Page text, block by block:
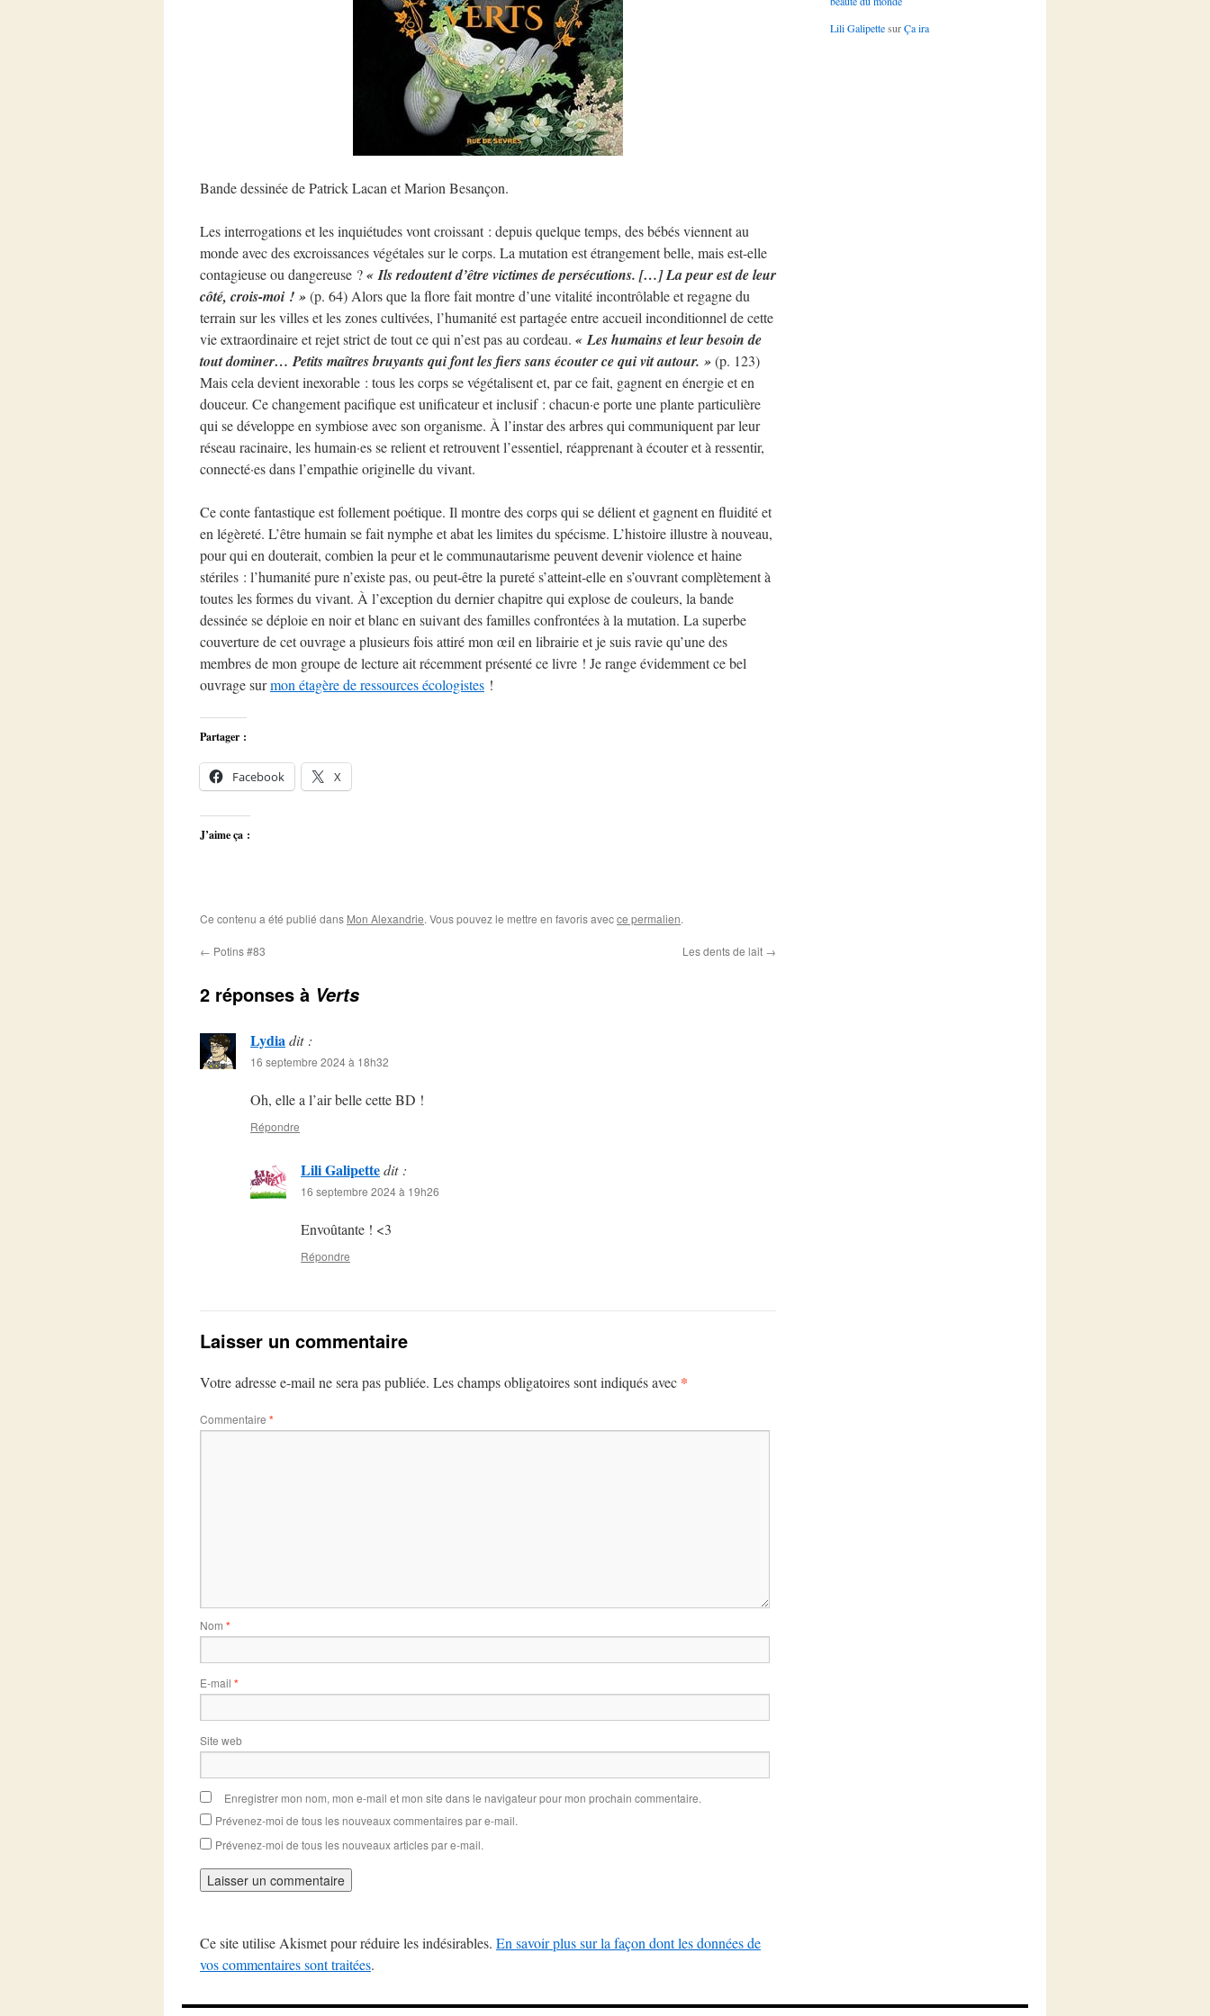
Bande dessinée de Patrick Lacan et Marion Besançon.
Les interrogations et les inquiétudes vont croissant : depuis quelque temps, des bébés viennent au
monde avec des excroissances végétales sur le corps. La mutation est étrangement belle, mais est-elle
contagieuse ou dangereuse ?« Ils redoutent d’être victimes de persécutions. […] La peur est de leur
côté, crois-moi ! »(p. 64) Alors que la flore fait montre d’une vitalité incontrôlable et regagne du
terrain sur les villes et les zones cultivées, l’humanité est partagée entre accueil inconditionnel de cette
vie extraordinaire et rejet strict de tout ce qui n’est pas au cordeau. « Les humains et leur besoin de
tout dominer… Petits maîtres bruyants qui font les fiers sans écouter ce qui vit autour. »(p. 123)
Mais cela devient inexorable : tous les corps se végétalisent et, par ce fait, gagnent en énergie et en
douceur. Ce changement pacifique est unificateur et inclusif : chacun·e porte une plante particulière
qui se développe en symbiose avec son organisme. À l’instar des arbres qui communiquent par leur
réseau racinaire, les humain·es se relient et retrouvent l’essentiel, réapprenant à écouter et à ressentir,
connecté·es dans l’empathie originelle du vivant.
Ce conte fantastique est follement poétique. Il montre des corps qui se délient et gagnent en fluidité et
en légèreté. L’être humain se fait nymphe et abat les limites du spécisme. L’histoire illustre à nouveau,
pour qui en douterait, combien la peur et le communautarisme peuvent devenir violence et haine
stériles : l’humanité pure n’existe pas, ou peut-être la pureté s’atteint-elle en s’ouvrant complètement à
toutes les formes du vivant. À l’exception du dernier chapitre qui explose de couleurs, la bande
dessinée se déploie en noir et blanc en suivant des familles confrontées à la mutation. La superbe
couverture de cet ouvrage a plusieurs fois attiré mon œil en librairie et je suis ravie qu’une des
membres de mon groupe de lecture ait récemment présenté ce livre ! Je range évidemment ce bel
ouvrage surmon étagère de ressources écologistes !
Partager :
Facebook X
J’aime ça :
Ce contenu a été publié dans Mon Alexandrie. Vous pouvez le mettre en favoris avecce permalien.
← Potins #83 Les dents de lait →
2 réponses à Verts
Lydiadit :
16 septembre 2024 à 18h32
Oh, elle a l’air belle cette BD !
Répondre
Lili Galipettedit :
16 septembre 2024 à 19h26
Envoûtante ! <3
Répondre
Laisser un commentaire
Votre adresse e-mail ne sera pas publiée. Les champs obligatoires sont indiqués avec *
Commentaire *
Nom *
E-mail *
Site web
Enregistrer mon nom, mon e-mail et mon site dans le navigateur pour mon prochain commentaire.
Prévenez-moi de tous les nouveaux commentaires par e-mail.
Prévenez-moi de tous les nouveaux articles par e-mail.
Ce site utilise Akismet pour réduire les indésirables. En savoir plus sur la façon dont les données de
vos commentaires sont traitées.
Lili GalipettesurÇa ira